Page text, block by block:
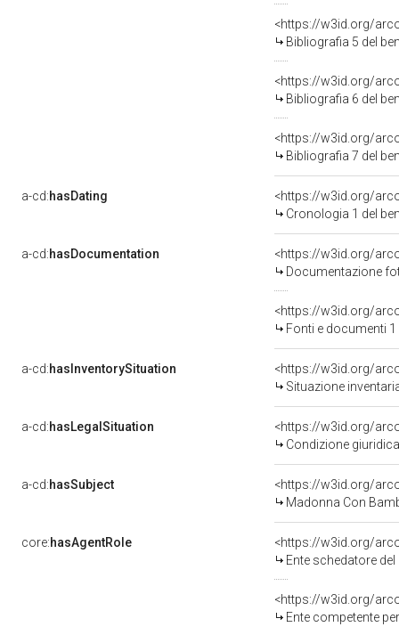
<https://w3id.org/
Bibliografia 5 del
<https://w3id.org/
Bibliografia 6 del
<https://w3id.org/
Bibliografia 7 del
a-cd:hasDating
<https://w3id.org/
Cronologia 1 del
a-cd:hasDocumentation
Documentazione
<https://w3id.org/
Fonti e documenti
a-cd:hasInventorySituation
<https://w3id.org/
Situazione
a-cd:hasLegalSituation
Condizione
a-cd:hasSubject
<https://w3id.org/
Madonna Con
core:hasAgentRole
<https://w3id.org/
Ente schedatore del
<https://w3id.org/
Ente competente